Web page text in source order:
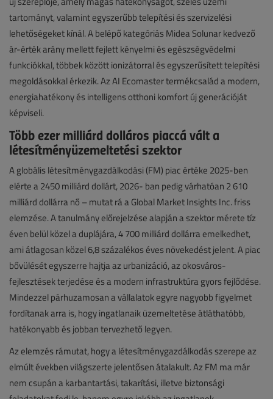
tartományt, valamint egyszerűbb telepítési és szervizelési
lehetőségeket kínál. A belépő kategóriás Midea Solunar kedvező
ár-érték arány mellett fejlett kényelmi és egészségvédelmi
funkciókkal, többek között ionizátorral és egyszerűsített telepítési
megoldásokkal érkezik. Az AI Ecomaster termékcsalád a modern,
energiahatékony és intelligens otthoni komfort új generációját
képviseli.
Több ezer milliárd dolláros piaccá vált a
létesítményüzemeltetési szektor
A globális létesítménygazdálkodási (FM) piac értéke 2025-ben
elérte a 2450 milliárd dollárt, 2026- ban pedig várhatóan 2 610
milliárd dollárra nő – mutat rá a Global Market Insights Inc. friss
elemzése. A tanulmány előrejelzése alapján a szektor mérete tíz
éven belül közel a duplájára, 4 700 milliárd dollárra emelkedhet,
ami átlagosan közel 6,8 százalékos éves növekedést jelent. A piac
bővülését egyszerre hajtja az urbanizáció, az okosváros-
fejlesztések terjedése és a modern infrastruktúra gyors fejlődése.
Mindezzel párhuzamosan a vállalatok egyre nagyobb figyelmet
fordítanak arra is, hogy ingatlanaik üzemeltetése átláthatóbb,
hatékonyabb és jobban tervezhető legyen.
Az elemzés rámutat, hogy a létesítménygazdálkodás szerepe az
elmúlt években világszerte jelentősen átalakult. Az FM ma már
nem csupán a karbantartási, takarítási, illetve biztonsági